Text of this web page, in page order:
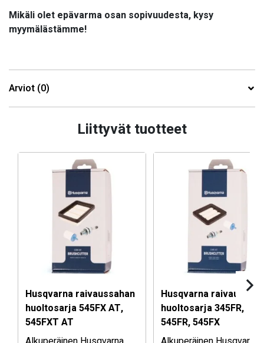
Mikäli olet epävarma osan sopivuudesta, kysy
myymälästämme!
Arviot (0)
Liittyvät tuotteet
Husqvarna raivaussahan
huoltosarja 545FX AT,
545FXT AT
Husqvarna
huoltosarja 345FR,
545FR, 545FX